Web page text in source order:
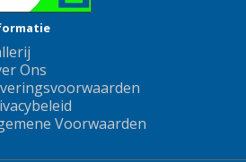
Ons
Voorwaarden